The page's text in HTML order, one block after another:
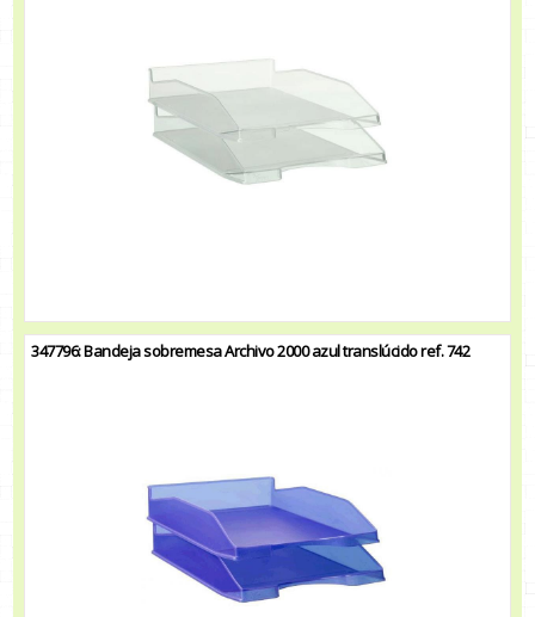
347796: Bandeja sobremesa Archivo 2000 azul translúcido ref. 742